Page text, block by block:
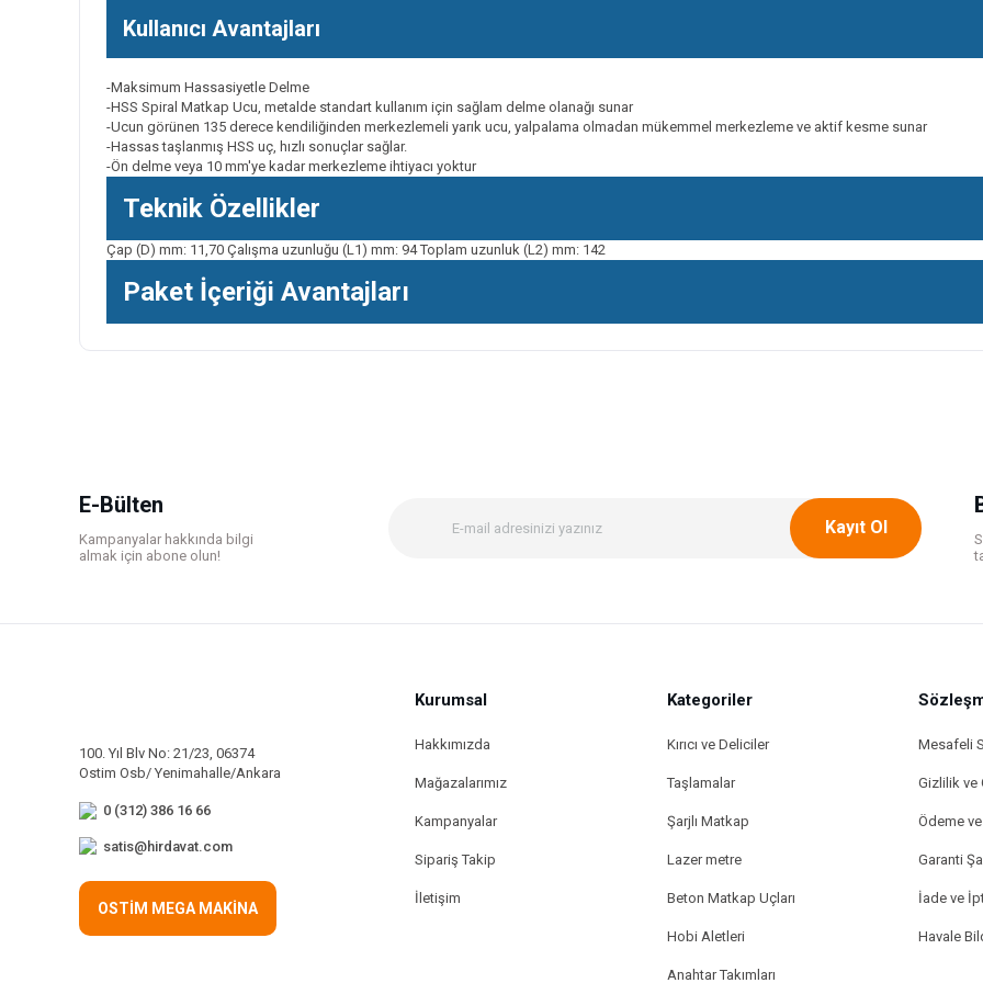
Kullanıcı Avantajları
-Maksimum Hassasiyetle Delme
-HSS Spiral Matkap Ucu, metalde standart kullanım için sağlam delme olanağı sunar
-Ucun görünen 135 derece kendiliğinden merkezlemeli yarık ucu, yalpalama olmadan mükemmel merkezleme ve aktif kesme sunar
-Hassas taşlanmış HSS uç, hızlı sonuçlar sağlar.
-Ön delme veya 10 mm'ye kadar merkezleme ihtiyacı yoktur
Teknik Özellikler
Çap (D) mm: 11,70 Çalışma uzunluğu (L1) mm: 94 Toplam uzunluk (L2) mm: 142
Paket İçeriği Avantajları
Bu ürünün fiyat bilgisi, resim, ürün açıklamalarında ve diğer konularda yetersiz gördüğünüz noktaları öneri formunu kullanarak tarafımıza
Bu ürüne benzer farklı alternatifler olmalı.
Gönder
E-Bülten
Kampanyalar hakkında bilgi
almak için abone olun!
Kayıt Ol
100. Yıl Blv No: 21/23, 06374
Ostim Osb/ Yenimahalle/Ankara
0 (312) 386 16 66
satis@hirdavat.com
OSTİM MEGA MAKİNA
Kurumsal
Hakkımızda
Mağazalarımız
Kampanyalar
Sipariş Takip
İletişim
Kategoriler
Kırıcı ve Deliciler
Taşlamalar
Şarjlı Matkap
Lazer metre
Beton Matkap Uçları
Hobi Aletleri
Anahtar Takımları
Mesafeli
Gizlilik ve
Ödeme
Garanti
İade ve
Havale